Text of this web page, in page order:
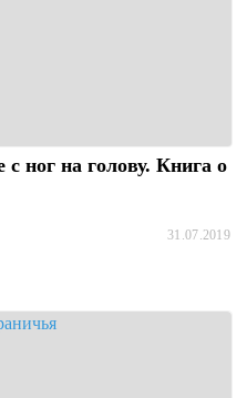
с ног на голову. Книга о
31.07.2019